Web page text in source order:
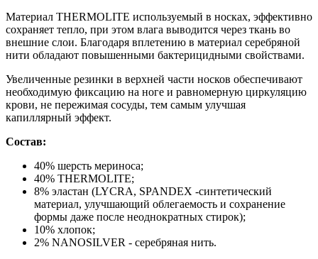
Материал THERMOLITE используемый в носках, эффективно
сохраняет тепло, при этом влага выводится через ткань во
внешние слои. Благодаря вплетению в материал серебряной
нити обладают повышенными бактерицидными свойствами.
Увеличенные резинки в верхней части носков обеспечивают
необходимую фиксацию на ноге и равномерную циркуляцию
крови, не пережимая сосуды, тем самым улучшая
капиллярный эффект.
Состав:
40% шерсть мериноса;
40% THERMOLITE;
8% эластан (LYCRA, SPANDEX -синтетический
материал, улучшающий облегаемость и сохранение
формы даже после неоднократных стирок);
10% хлопок;
2% NANOSILVER - серебряная нить.